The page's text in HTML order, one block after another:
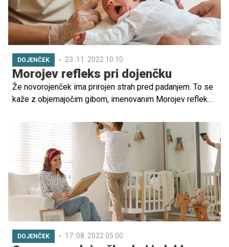
DOJENČEK 23. 11. 2022 10.10
Morojev refleks pri dojenčku
Že novorojenček ima prirojen strah pred padanjem. To se
kaže z objemajočim gibom, imenovanim Morojev refleks.
pred rojstvom otroka, izzveni pa okoli šestega, pri
nekaterih otrocih pa do osmega meseca. Opazite ga
lahko, ko se otrok ustraši ali se zdrzne in z njim zato ni
prav nič narobe. Celo tako primeren je, da z njim lahko
ocenjujemo otrokove gibe oz. njihovo simetričnost.
DOJENČEK 17. 08. 2022 05.00